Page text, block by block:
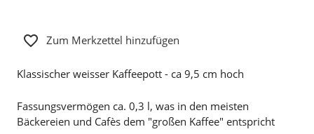
Zum Merkzettel hinzufügen
Klassischer weisser Kaffeepott - ca 9,5 cm hoch
Fassungsvermögen ca. 0,3 l, was in den meisten
Bäckereien und Cafès dem "großen Kaffee" entspricht